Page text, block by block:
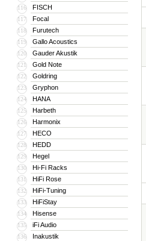
116 FISCH
117 Focal
118 Furutech
119 Gallo Acoustics
120 Gauder Akustik
121 Gold Note
122 Goldring
123 Gryphon
124 HANA
125 Harbeth
126 Harmonix
127 HECO
128 HEDD
129 Hegel
130 Hi-Fi Racks
131 HiFi Rose
132 HiFi-Tuning
133 HiFiStay
134 Hisense
135 iFi Audio
136 Inakustik